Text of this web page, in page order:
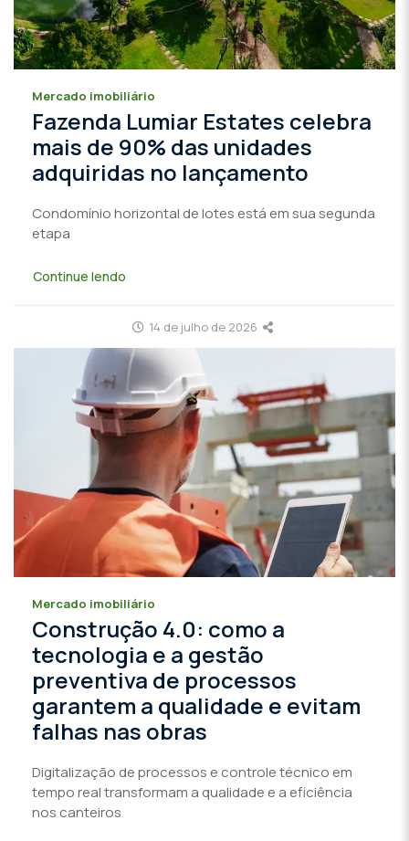
Mercado imobiliário
Fazenda Lumiar Estates celebra
mais de 90% das unidades
adquiridas no lançamento
Condomínio horizontal de lotes está em sua segunda
etapa
Continue lendo
14 de julho de 2026
Mercado imobiliário
Construção 4.0: como a
tecnologia e a gestão
preventiva de processos
garantem a qualidade e evitam
falhas nas obras
Digitalização de processos e controle técnico em
tempo real transformam a qualidade e a eficiência
nos canteiros